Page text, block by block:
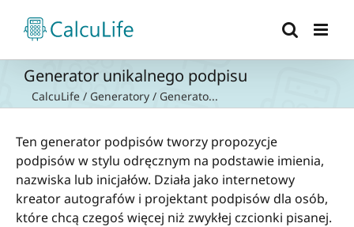
zawartości
Generator unikalnego podpisu
CalcuLife / Generatory / Generato...
Ten generator podpisów tworzy propozycje
podpisów w stylu odręcznym na podstawie imienia,
nazwiska lub inicjałów. Działa jako internetowy
kreator autografów i projektant podpisów dla osób,
które chcą czegoś więcej niż zwykłej czcionki pisanej.